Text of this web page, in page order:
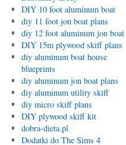
DIY 10 foot aluminum boat
diy 11 foot jon boat plans
diy 12 foot aluminum jon boat
DIY 15m plywood skiff plans
diy aluminum boat house
blueprints
diy aluminum jon boat plans
diy aluminum utility skiff
diy micro skiff plans
DIY plywood skiff kit
dobra-dieta.pl
Dodatki do The Sims 4